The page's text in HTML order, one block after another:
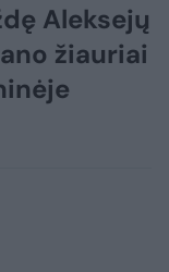
Aleksejų
žiauriai